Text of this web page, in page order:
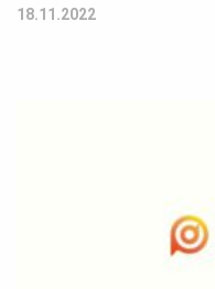
18.11.2022